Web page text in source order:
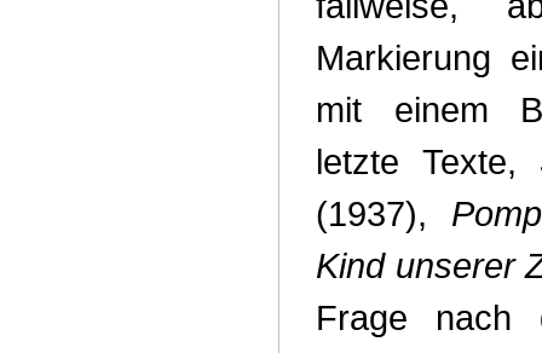
Markierung
mit einem
letzte Texte,
(1937),
Kind unserer
Frage nach